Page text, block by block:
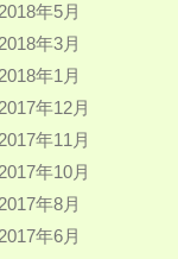
2018年5月
2018年3月
2018年1月
2017年12月
2017年11月
2017年10月
2017年8月
2017年6月